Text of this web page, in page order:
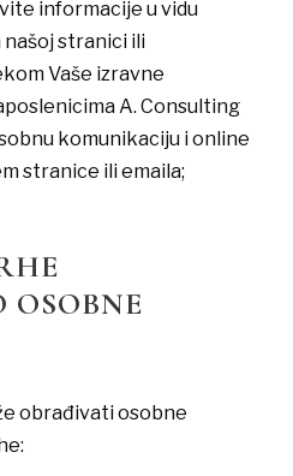
informacije u vidu
našoj stranici ili
Vaše izravne
A. Consulting
komunikaciju i online
stranice ili emaila;
OSOBNE
obrađivati osobne